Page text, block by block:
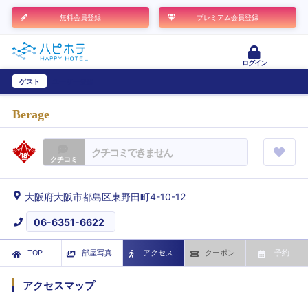
無料会員登録 プレミアム会員登録
ログイン
ゲスト
Berage
クチコミ クチコミできません
大阪府大阪市都島区東野田町4-10-12
06-6351-6622
TOP 部屋写真 アクセス クーポン 予約
アクセスマップ